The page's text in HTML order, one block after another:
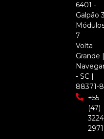
6401 -
Galpão
7
Volta
Grande |
- SC |
88371-
+55
(47)
2971